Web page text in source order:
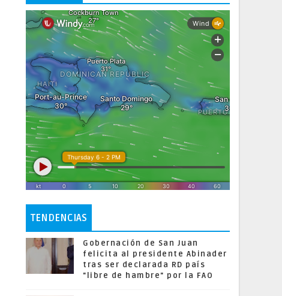
TENDENCIAS
Gobernación de San Juan
felicita al presidente Abinader
tras ser declarada RD país
"libre de hambre" por la FAO